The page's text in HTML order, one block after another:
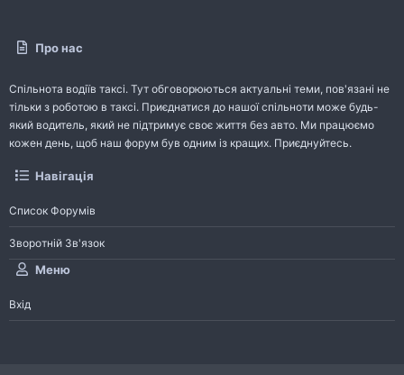
Про нас
Спільнота водіїв таксі. Тут обговорюються актуальні теми, пов'язані не
тільки з роботою в таксі. Приєднатися до нашої спільноти може будь-
який водитель, який не підтримує своє життя без авто. Ми працюємо
кожен день, щоб наш форум був одним із кращих. Приєднуйтесь.
Навігація
Список Форумів
Зворотній Зв'язок
Меню
Вхід